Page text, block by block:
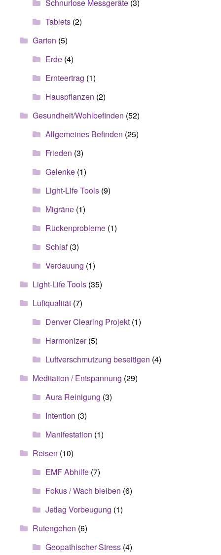
Schnurlose Messgeräte(3)
Tablets(2)
Garten (5)
Erde(4)
Ernteertrag (1)
Hauspflanzen (2)
Gesundheit/Wohlbefinden (52)
Allgemeines Befinden (25)
Frieden (3)
Gelenke(1)
Light-Life Tools(9)
Migräne(1)
Rückenprobleme(1)
Schlaf(3)
Verdauung (1)
Light-Life Tools(35)
Luftqualität(7)
Denver Clearing Projekt(1)
Harmonizer(5)
Luftverschmutzung beseitigen (4)
Meditation / Entspannung (29)
Aura Reinigung (3)
Intention (3)
Manifestation (1)
Reisen (10)
EMF Abhilfe(7)
Fokus / Wach bleiben (6)
Jetlag Vorbeugung (1)
Rutengehen (6)
Geopathischer Stress(4)